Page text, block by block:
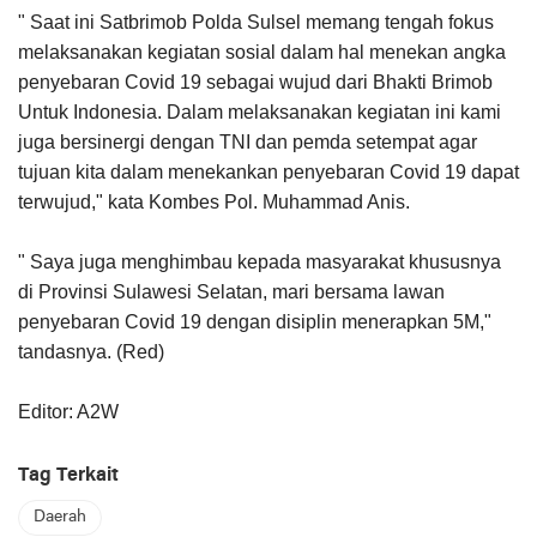
" Saat ini Satbrimob Polda Sulsel memang tengah fokus
melaksanakan kegiatan sosial dalam hal menekan angka
penyebaran Covid 19 sebagai wujud dari Bhakti Brimob
Untuk Indonesia. Dalam melaksanakan kegiatan ini kami
juga bersinergi dengan TNI dan pemda setempat agar
tujuan kita dalam menekankan penyebaran Covid 19 dapat
terwujud," kata Kombes Pol. Muhammad Anis.
" Saya juga menghimbau kepada masyarakat khususnya
di Provinsi Sulawesi Selatan, mari bersama lawan
penyebaran Covid 19 dengan disiplin menerapkan 5M,"
tandasnya. (Red)
Editor: A2W
Tag Terkait
Daerah